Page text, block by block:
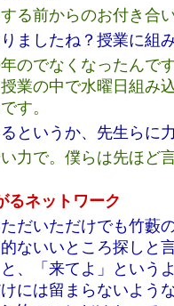
る前からのお付き合
ましたね？授業に組
のでなくなったんで
業の中で水曜日組み
す。
というか、先生らに
力で。僕らは先ほど
るネットワーク
だいただけでも竹藪
ないいところ探しと
、「来てよ」という
には留まらないよう